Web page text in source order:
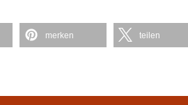
merken teilen